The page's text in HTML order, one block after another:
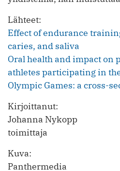
Lähteet:
Effect of endurance
caries, and saliva
Oral health and impact on
athletes participating in
Olympic Games: a cross-
Kirjoittanut:
Johanna Nykopp
toimittaja
Kuva:
Panthermedia